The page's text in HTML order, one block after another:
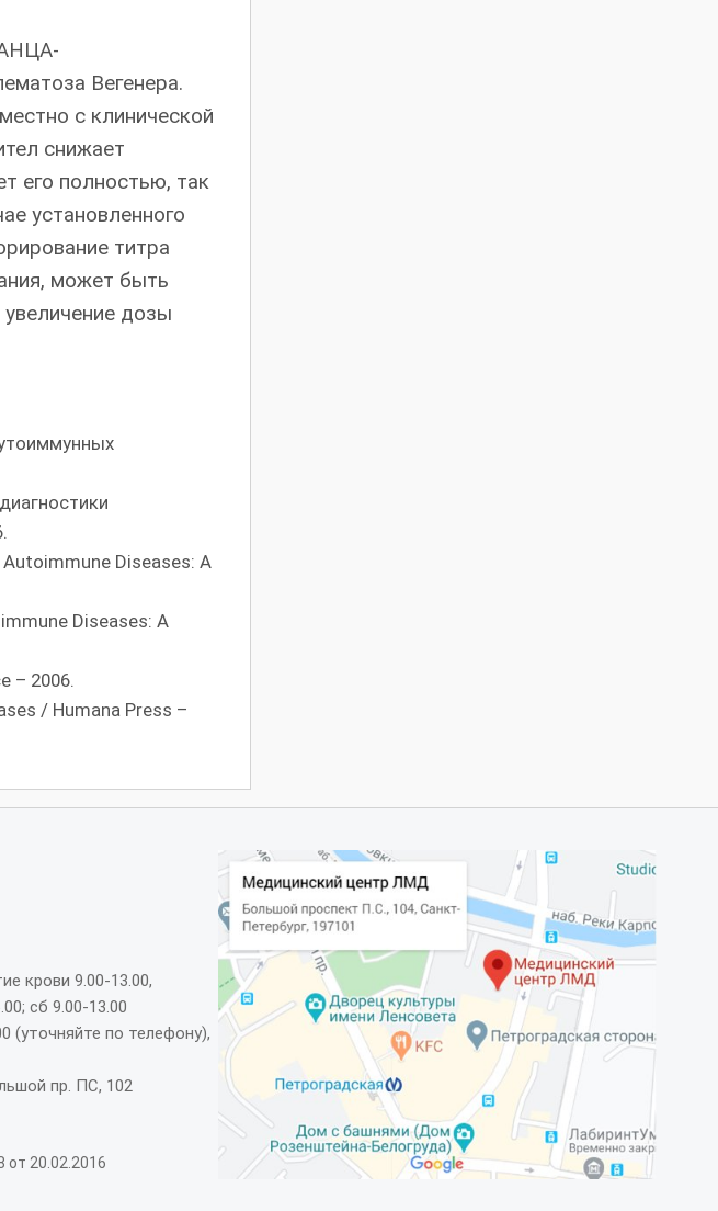
АНЦА-
Вегенера.
с клинической
снижает
его полностью, так
установленного
титра
может быть
дозы
Diseases: A
Diseases: A
– 2006.
/ Humana Press –
крови 9.00-13.00,
сб 9.00-13.00
(уточняйте по телефону),
пр. ПС, 102
20.02.2016